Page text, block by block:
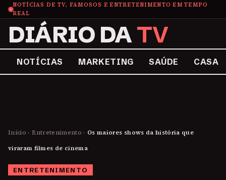
NOTÍCIAS DE TV, FAMOSOS E ENTRETENIMENTO EM TEMPO
REAL
DIÁRIO DATV
NOTÍCIAS MARKETING SAÚDE CASA
Início › Entretenimento › Os maiores shows da história que
viraram filmes de cinema
ENTRETENIMENTO